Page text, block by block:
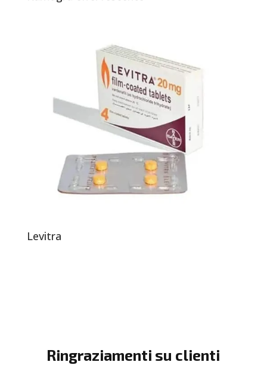
Levitra
Ringraziamenti su clienti